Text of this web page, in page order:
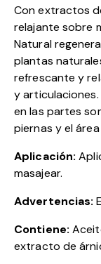
Con extractos
relajante sobre
Natural
plantas
refrescante y
y
en las partes
piernas y el
Aplicación:
masajear.
Advertencias:
Contiene:
extracto de